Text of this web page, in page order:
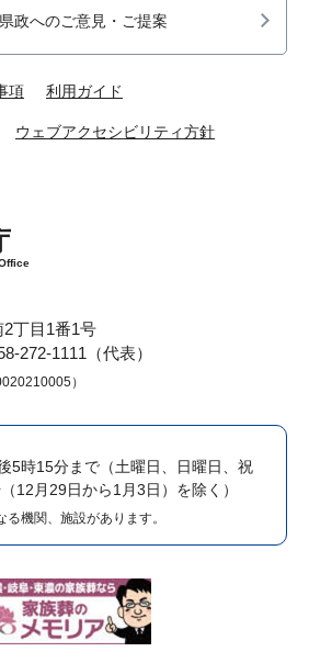
県政へのご意見・ご提案
項 利用ガイド
ウェブアクセシビリティ方針
丁目1番1号
272-1111（代表）
）
5時15分まで （土曜日、日曜日、祝
12月29日から1月3日）を除く）
機関、施設があります。